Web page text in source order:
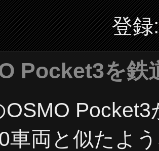
登
Pocket3を鉄
OSMO
車両と似たよ